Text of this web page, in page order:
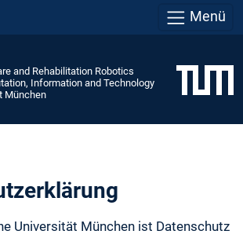
Menü
and Rehabilitation Robotics
Information and Technology
München
Universität München ist Datenschutz